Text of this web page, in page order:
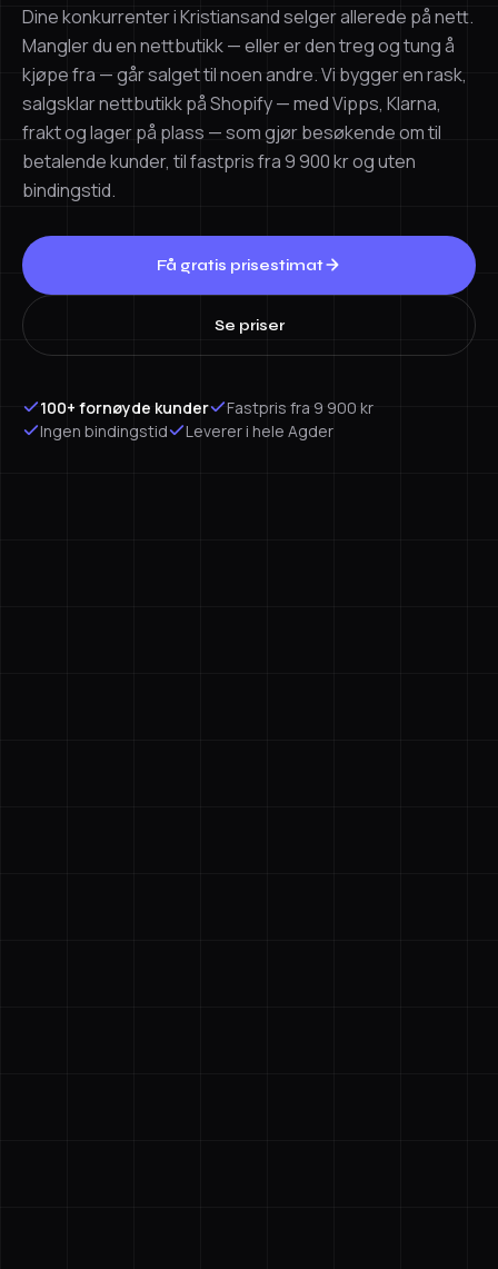
Dine konkurrenter i Kristiansand selger allerede på nett.
Mangler du en nettbutikk — eller er den treg og tung å
kjøpe fra — går salget til noen andre. Vi bygger en rask,
salgsklar nettbutikk på Shopify — med Vipps, Klarna,
frakt og lager på plass — som gjør besøkende om til
betalende kunder, til fastpris fra 9 900 kr og uten
bindingstid.
Få gratis prisestimat
Se priser
100+ fornøyde kunder
Fastpris fra 9 900 kr
Ingen bindingstid
Leverer i hele Agder